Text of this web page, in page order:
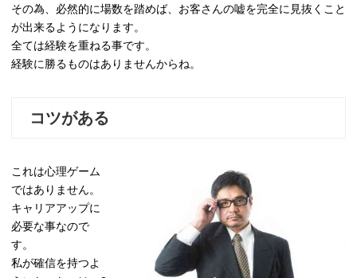
その為、必然的に場数を踏めば、お客さんの嘘を完全に見抜くこと
が出来るようになります。
全ては経験を重ねる事です。
経験に勝るものはありませんからね。
コツがある
これは心理ゲーム
ではありません。
キャリアアップに
必要な事なので
す。
私が確信を持つよ